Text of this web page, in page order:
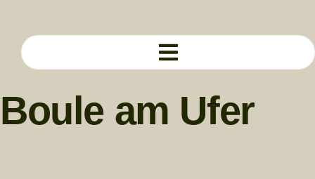
springen
Boule am Ufer